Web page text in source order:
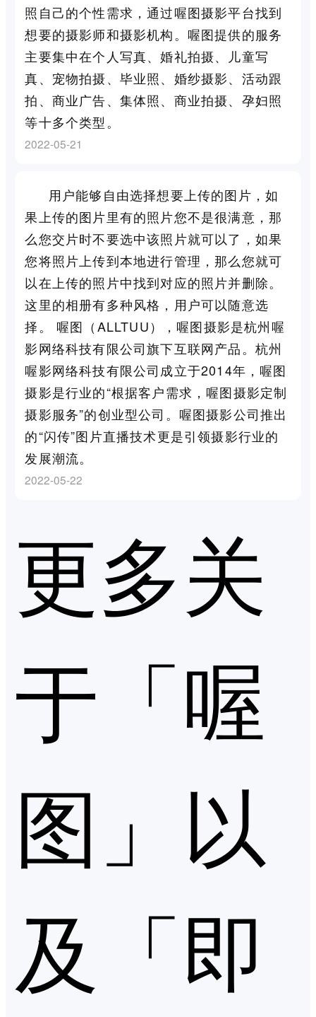
照自己的个性需求，通过喔图摄影平台找到
想要的摄影师和摄影机构。喔图提供的服务
主要集中在个人写真、婚礼拍摄、儿童写
真、宠物拍摄、毕业照、婚纱摄影、活动跟
拍、商业广告、集体照、商业拍摄、孕妇照
等十多个类型。
2022-05-21
用户能够自由选择想要上传的图片，如
果上传的图片里有的照片您不是很满意，那
么您交片时不要选中该照片就可以了，如果
您将照片上传到本地进行管理，那么您就可
以在上传的照片中找到对应的照片并删除。
这里的相册有多种风格，用户可以随意选
择。 喔图（ALLTUU），喔图摄影是杭州喔
影网络科技有限公司旗下互联网产品。杭州
喔影网络科技有限公司成立于2014年，喔图
摄影是行业的“根据客户需求，喔图摄影定制
摄影服务”的创业型公司。喔图摄影公司推出
的“闪传”图片直播技术更是引领摄影行业的
发展潮流。
2022-05-22
更多关
于「喔
图」以
及「即